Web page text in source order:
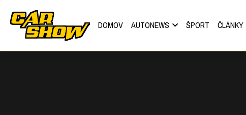
DOMOV AUTONEWS ŠPORT ČLÁNKY